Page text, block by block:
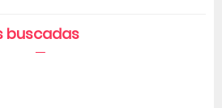
buscadas